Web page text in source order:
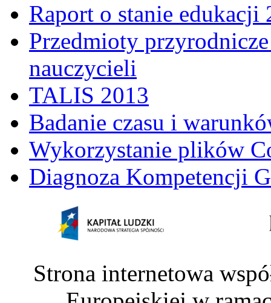
Raport o stanie edukacji
Przedmioty
nauczycieli
TALIS 2013
Badanie czasu i
Wykorzystanie plików
Diagnoza Kompetencji
Strona internetowa